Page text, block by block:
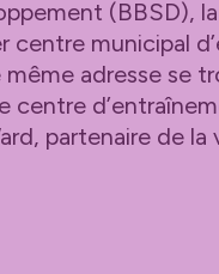
(BBSD),
municipal
adresse se
centre
partenaire de la